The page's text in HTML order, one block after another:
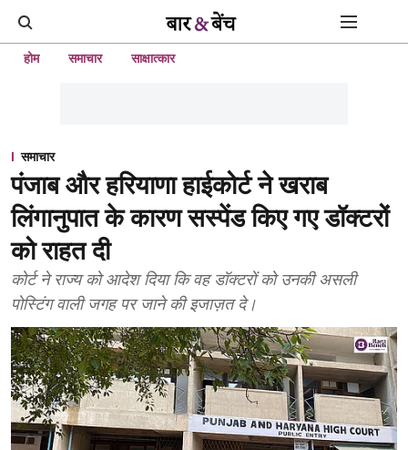
होम समाचार साक्षात्कार
समाचार
पंजाब और हरियाणा हाईकोर्ट ने खराब
लिंगानुपात के कारण सस्पेंड किए गए डॉक्टरों
को राहत दी
कोर्ट ने राज्य को आदेश दिया कि वह डॉक्टरों को उनकी असली
पोस्टिंग वाली जगह पर जाने की इजाज़त दे।